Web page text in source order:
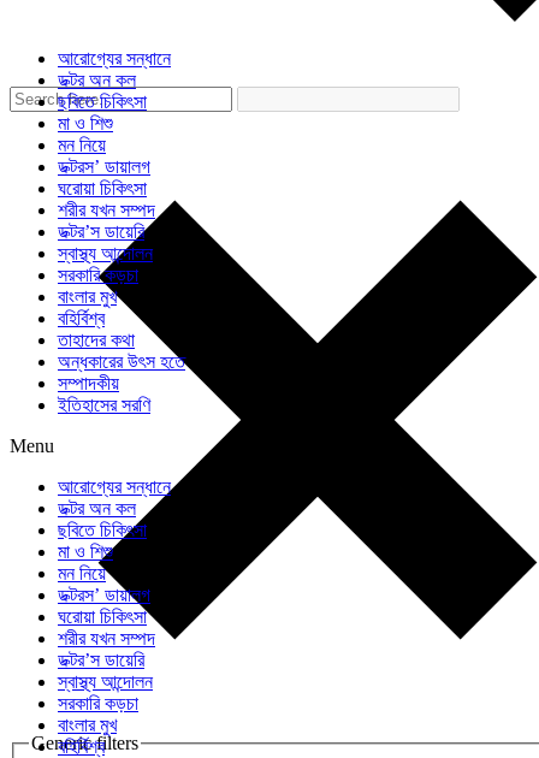
Generic filters
আরোগ্যের সন্ধানে
ডক্টর অন কল
ছবিতে চিকিৎসা
মা ও শিশু
মন নিয়ে
ডক্টরস’ ডায়ালগ
ঘরোয়া চিকিৎসা
শরীর যখন সম্পদ
ডক্টর’স ডায়েরি
স্বাস্থ্য আন্দোলন
সরকারি কড়চা
বাংলার মুখ
বহির্বিশ্ব
তাহাদের কথা
অন্ধকারের উৎস হতে
সম্পাদকীয়
ইতিহাসের সরণি
Menu
আরোগ্যের সন্ধানে
ডক্টর অন কল
ছবিতে চিকিৎসা
মা ও শিশু
মন নিয়ে
ডক্টরস’ ডায়ালগ
ঘরোয়া চিকিৎসা
শরীর যখন সম্পদ
ডক্টর’স ডায়েরি
স্বাস্থ্য আন্দোলন
সরকারি কড়চা
বাংলার মুখ
বহির্বিশ্ব